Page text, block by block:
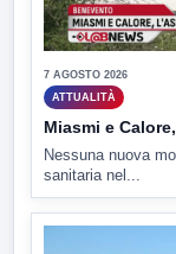
7 AGOSTO 2026
ATTUALITÀ
Miasmi e
Nessuna nuova
sanitaria nel...